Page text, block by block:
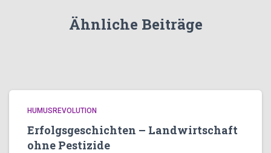
Ähnliche Beiträge
HUMUSREVOLUTION
Erfolgsgeschichten – Landwirtschaft
ohne Pestizide